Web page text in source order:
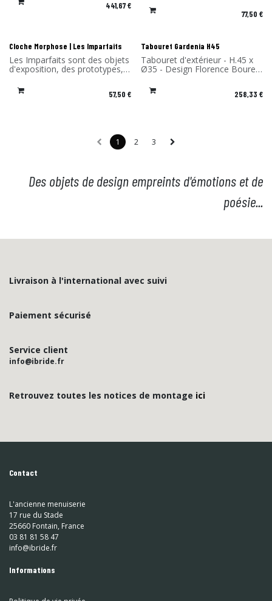
Matériau: Cadre en stratifié441,67€ ou des articles présentant un
défaut mineur.
cette sélection. Vendu sans
l'emballage d'origine.
77,50 €
-30% Les Imparfaits
Cloche Morphose | Les Imparfaits
Les Imparfaits sont des objets
d'exposition, des prototypes,
des fins de série ou
comportant un léger défaut.
Vous bénéficiez de -30% sur
57,50 €
Tabouret Gardenia H45
Tabouret d'extérieur - H.45 x
Ø35 - Design Florence Bourel
- Matériau: Stratifié compact -
Fabriqué en France
258,33 €
1 2 3
Des objets de design empreints d'émotions et de
poésie...
Livraison à l'international avec suivi
Paiement sécurisé
Service client
info@ibride.fr
Retrouvez toutes les notices de montage ici
Contact
L'ancienne menuiserie
17 rue du Stade
25660 Fontain, France
03 81 81 58 47
info@ibride.fr
Informations